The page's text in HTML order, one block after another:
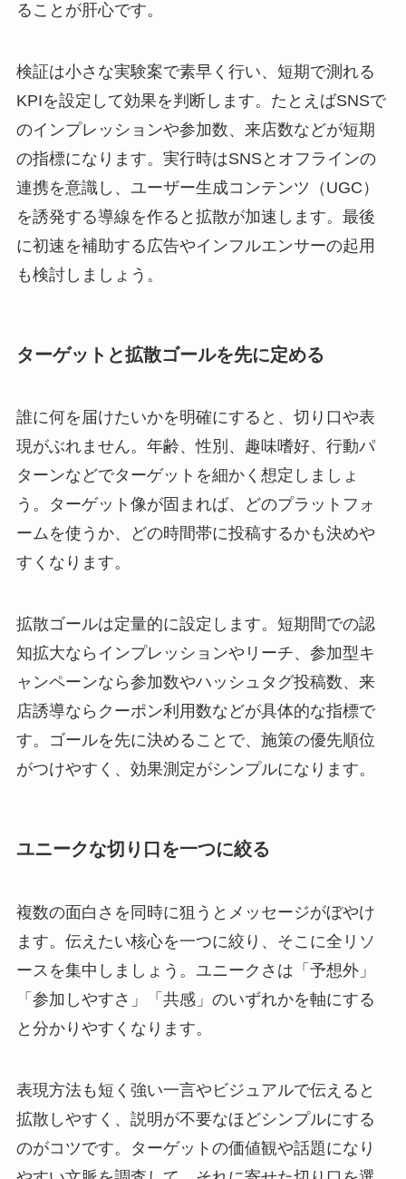
ることが肝心です。
検証は小さな実験案で素早く行い、短期で測れる
KPIを設定して効果を判断します。たとえばSNSで
のインプレッションや参加数、来店数などが短期
の指標になります。実行時はSNSとオフラインの
連携を意識し、ユーザー生成コンテンツ（UGC）
を誘発する導線を作ると拡散が加速します。最後
に初速を補助する広告やインフルエンサーの起用
も検討しましょう。
ターゲットと拡散ゴールを先に定める
誰に何を届けたいかを明確にすると、切り口や表
現がぶれません。年齢、性別、趣味嗜好、行動パ
ターンなどでターゲットを細かく想定しましょ
う。ターゲット像が固まれば、どのプラットフォ
ームを使うか、どの時間帯に投稿するかも決めや
すくなります。
拡散ゴールは定量的に設定します。短期間での認
知拡大ならインプレッションやリーチ、参加型キ
ャンペーンなら参加数やハッシュタグ投稿数、来
店誘導ならクーポン利用数などが具体的な指標で
す。ゴールを先に決めることで、施策の優先順位
がつけやすく、効果測定がシンプルになります。
ユニークな切り口を一つに絞る
複数の面白さを同時に狙うとメッセージがぼやけ
ます。伝えたい核心を一つに絞り、そこに全リソ
ースを集中しましょう。ユニークさは「予想外」
「参加しやすさ」「共感」のいずれかを軸にする
と分かりやすくなります。
表現方法も短く強い一言やビジュアルで伝えると
拡散しやすく、説明が不要なほどシンプルにする
のがコツです。ターゲットの価値観や話題になり